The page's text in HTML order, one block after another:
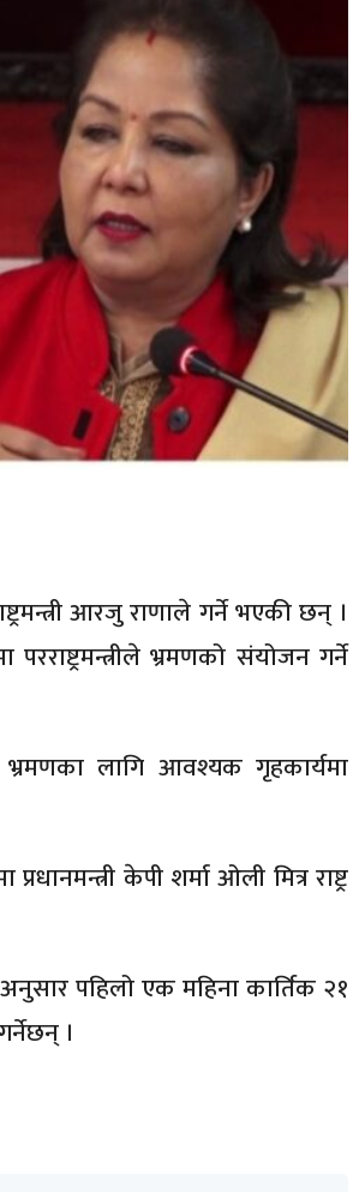
आरजु राणाले गर्ने भएकी छन् ।
भ्रमणको संयोजन गर्ने
लागि आवश्यक गृहकार्यमा
केपी शर्मा ओली मित्र राष्ट्र
पहिलो एक महिना कार्तिक २१
।